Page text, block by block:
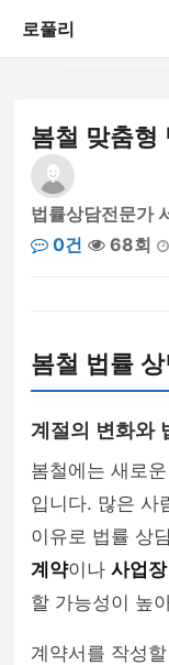
로풀리
게시판
봄철 맞춤형
법률상담전문가
0건
68회
봄철 법률
계절의 변화와
봄철에는 새로
입니다. 많은 사
이유로 법률 상
계약이나 사업
할 가능성이 높
계약서를 작성